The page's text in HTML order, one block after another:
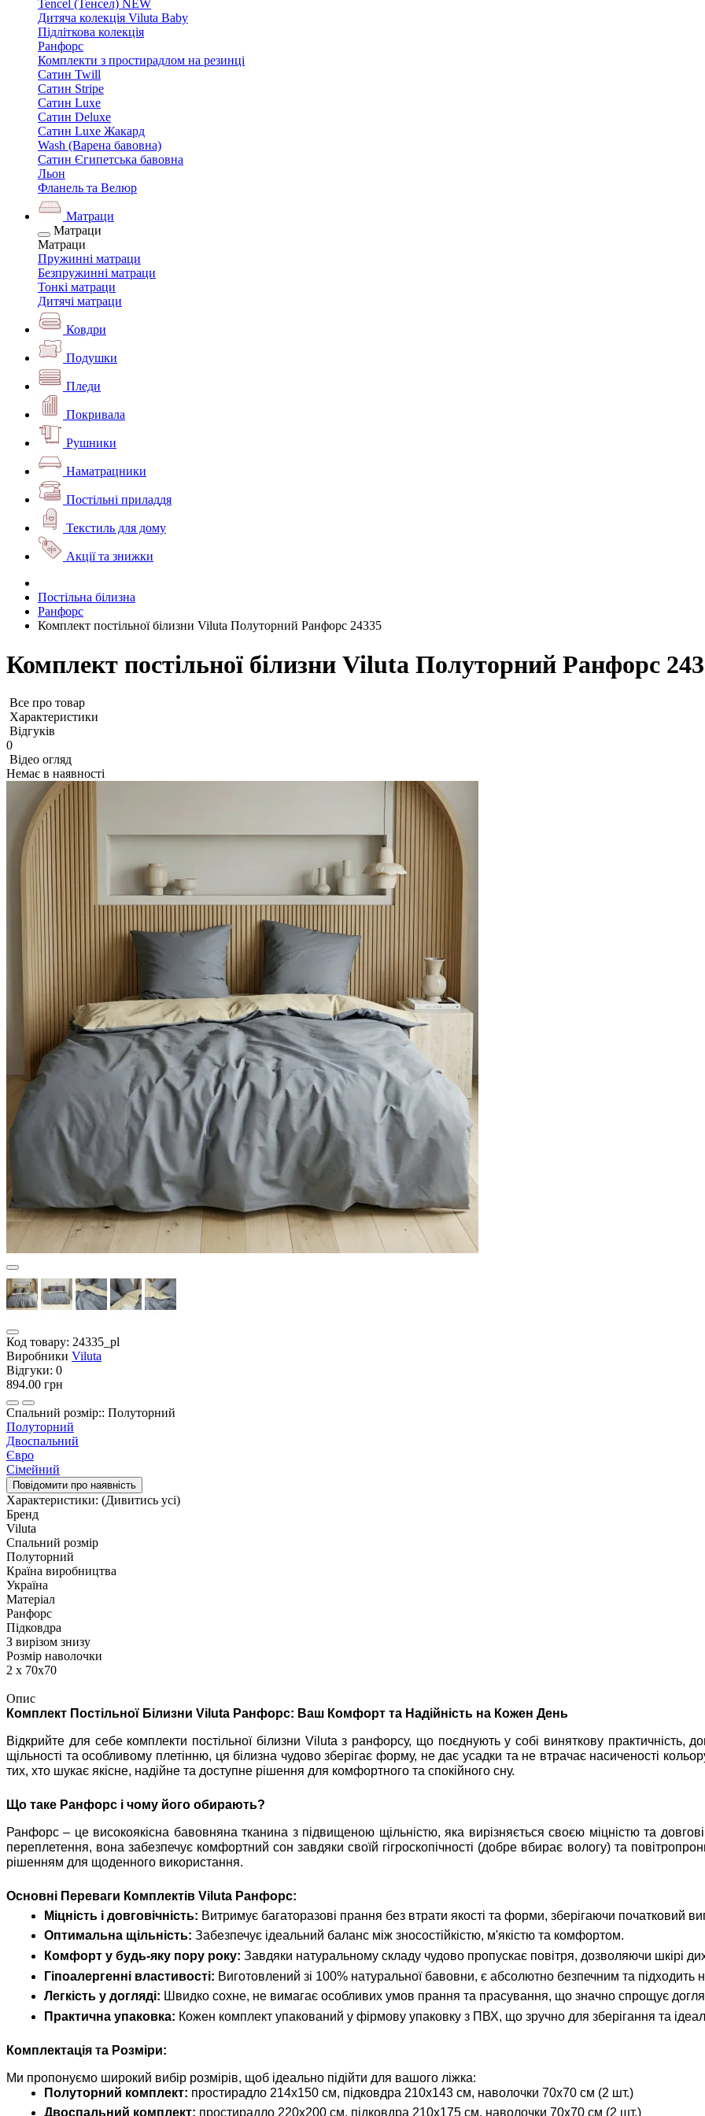
Tencel (Тенсел) NEW
Дитяча колекція Viluta Baby
Підліткова колекція
Ранфорс
Комплекти з простирадлом на резинці
Сатин Twill
Сатин Stripe
Сатин Luxe
Сатин Deluxe
Сатин Luxe Жакард
Wash (Варена бавовна)
Сатин Єгипетська бавовна
Льон
Фланель та Велюр
Матраци
Матраци
Матраци
Пружинні матраци
Безпружинні матраци
Тонкі матраци
Дитячі матраци
Ковдри
Подушки
Пледи
Покривала
Рушники
Наматрацники
Постільні приладдя
Текстиль для дому
Акції та знижки
Постільна білизна
Ранфорс
Комплект постільної білизни Viluta Полуторний Ранфорс 24335
Комплект постільної білизни Viluta Полуторний Ранфорс
Все про товар
Характеристики
Відгуків
0
Відео огляд
Немає в наявності
Код товару: 24335_pl
Виробники Viluta
Відгуки: 0
894.00 грн
Спальний розмір:: Полуторний
Полуторний
Двоспальний
Євро
Сімейний
Повідомити про наявність
Характеристики: (Дивитись усі)
Бренд
Viluta
Спальний розмір
Полуторний
Країна виробництва
Україна
Матеріал
Ранфорс
Підковдра
З вирізом знизу
Розмір наволочки
2 х 70х70
Опис
Комплект Постільної Білизни Viluta Ранфорс: Ваш Комфорт та Надійність на Кожен День
Відкрийте для себе комплекти постільної білизни Viluta з ранфорсу, що поєднують у собі виняткову практичність,
щільності та особливому плетінню, ця білизна чудово зберігає форму, не дає усадки та не втрачає насиченості
тих, хто шукає якісне, надійне та доступне рішення для комфортного та спокійного сну.
Що таке Ранфорс і чому його обирають?
Ранфорс – це високоякісна бавовняна тканина з підвищеною щільністю, яка вирізняється своєю міцністю та
переплетення, вона забезпечує комфортний сон завдяки своїй гігроскопічності (добре вбирає вологу) та
рішенням для щоденного використання.
Основні Переваги Комплектів Viluta Ранфорс:
Міцність і довговічність: Витримує багаторазові прання без втрати якості та форми, зберігаючи початковий
Оптимальна щільність: Забезпечує ідеальний баланс між зносостійкістю, м'якістю та комфортом.
Комфорт у будь-яку пору року: Завдяки натуральному складу чудово пропускає повітря, дозволяючи шкірі
Гіпоалергенні властивості: Виготовлений зі 100% натуральної бавовни, є абсолютно безпечним та підходить
Легкість у догляді: Швидко сохне, не вимагає особливих умов прання та прасування, що значно спрощує
Практична упаковка: Кожен комплект упакований у фірмову упаковку з ПВХ, що зручно для зберігання та
Комплектація та Розміри:
Ми пропонуємо широкий вибір розмірів, щоб ідеально підійти для вашого ліжка:
Полуторний комплект: простирадло 214х150 см, підковдра 210х143 см, наволочки 70х70 см (2 шт.)
Двоспальний комплект: простирадло 220х200 см, підковдра 210х175 см, наволочки 70х70 см (2 шт.)